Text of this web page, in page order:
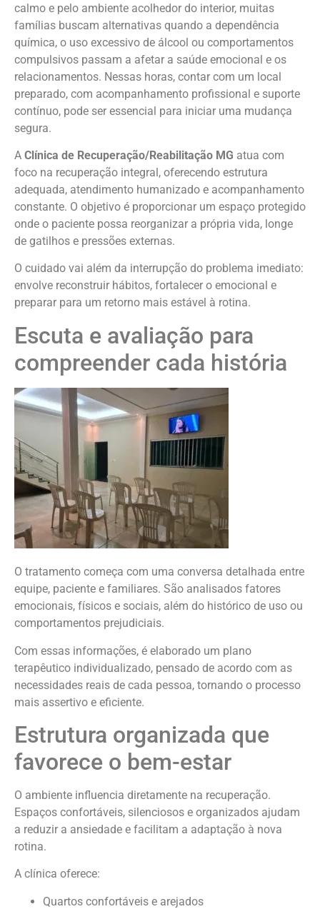
calmo e pelo ambiente acolhedor do interior, muitas
famílias buscam alternativas quando a dependência
química, o uso excessivo de álcool ou comportamentos
compulsivos passam a afetar a saúde emocional e os
relacionamentos. Nessas horas, contar com um local
preparado, com acompanhamento profissional e suporte
contínuo, pode ser essencial para iniciar uma mudança
segura.
A Clínica de Recuperação/Reabilitação MG atua com
foco na recuperação integral, oferecendo estrutura
adequada, atendimento humanizado e acompanhamento
constante. O objetivo é proporcionar um espaço protegido
onde o paciente possa reorganizar a própria vida, longe
de gatilhos e pressões externas.
O cuidado vai além da interrupção do problema imediato:
envolve reconstruir hábitos, fortalecer o emocional e
preparar para um retorno mais estável à rotina.
Escuta e avaliação para
compreender cada história
O tratamento começa com uma conversa detalhada entre
equipe, paciente e familiares. São analisados fatores
emocionais, físicos e sociais, além do histórico de uso ou
comportamentos prejudiciais.
Com essas informações, é elaborado um plano
terapêutico individualizado, pensado de acordo com as
necessidades reais de cada pessoa, tornando o processo
mais assertivo e eficiente.
Estrutura organizada que
favorece o bem-estar
O ambiente influencia diretamente na recuperação.
Espaços confortáveis, silenciosos e organizados ajudam
a reduzir a ansiedade e facilitam a adaptação à nova
rotina.
A clínica oferece:
Quartos confortáveis e arejados